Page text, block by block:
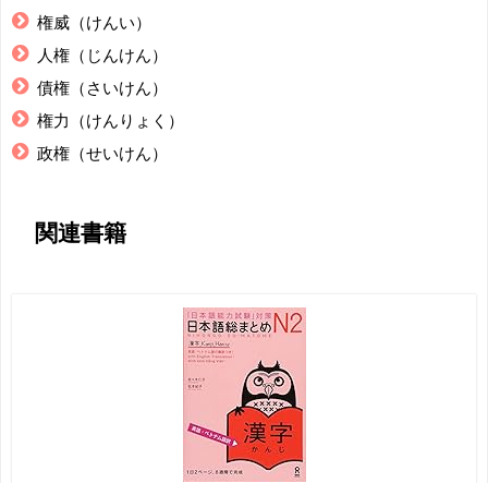
権威（けんい）
人権（じんけん）
債権（さいけん）
権力（けんりょく）
政権（せいけん）
関連書籍